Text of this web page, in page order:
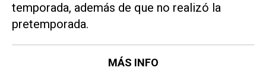
temporada, además de que no realizó la
pretemporada.
MÁS INFO